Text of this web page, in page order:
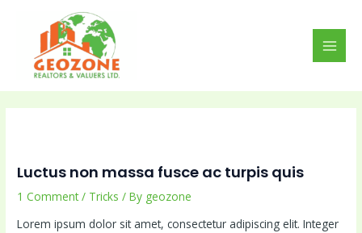
Luctus non massa fusce ac turpis quis
1 Comment / Tricks / By geozone
Lorem ipsum dolor sit amet, consectetur adipiscing elit. Integer